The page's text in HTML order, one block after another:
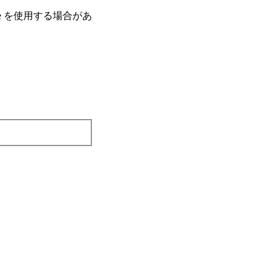
使⽤する場合があ